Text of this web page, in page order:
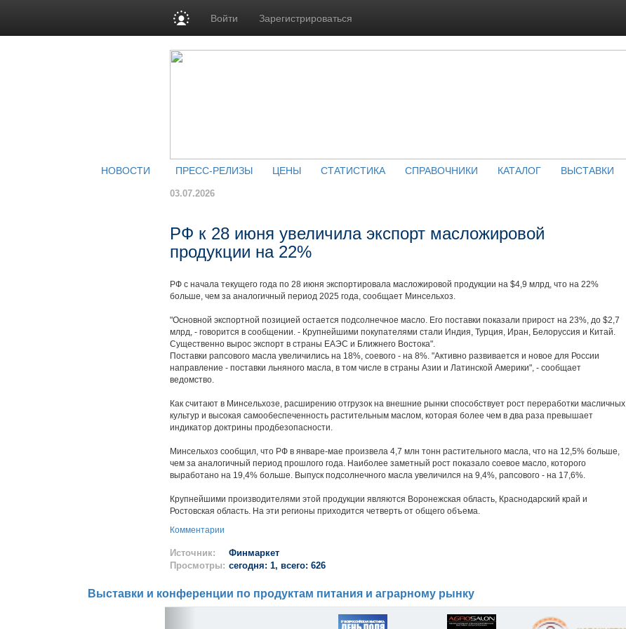
Войти Зарегистрироваться
НОВОСТИ ПРЕСС-РЕЛИЗЫ ЦЕНЫ СТАТИСТИКА СПРАВОЧНИКИ КАТАЛОГ ВЫСТАВКИ
03.07.2026
РФ к 28 июня увеличила экспорт масложировой
продукции на 22%
РФ с начала текущего года по 28 июня экспортировала масложировой продукции на $4,9 млрд, что на 22%
больше, чем за аналогичный период 2025 года, сообщает Минсельхоз.
"Основной экспортной позицией остается подсолнечное масло. Его поставки показали прирост на 23%, до $2,7
млрд, - говорится в сообщении. - Крупнейшими покупателями стали Индия, Турция, Иран, Белоруссия и Китай.
Существенно вырос экспорт в страны ЕАЭС и Ближнего Востока".
Поставки рапсового масла увеличились на 18%, соевого - на 8%. "Активно развивается и новое для России
направление - поставки льняного масла, в том числе в страны Азии и Латинской Америки", - сообщает
ведомство.
Как считают в Минсельхозе, расширению отгрузок на внешние рынки способствует рост переработки масличных
культур и высокая самообеспеченность растительным маслом, которая более чем в два раза превышает
индикатор доктрины продбезопасности.
Минсельхоз сообщил, что РФ в январе-мае произвела 4,7 млн тонн растительного масла, что на 12,5% больше,
чем за аналогичный период прошлого года. Наиболее заметный рост показало соевое масло, которого
выработано на 19,4% больше. Выпуск подсолнечного масла увеличился на 9,4%, рапсового - на 17,6%.
Крупнейшими производителями этой продукции являются Воронежская область, Краснодарский край и
Ростовская область. На эти регионы приходится четверть от общего объема.
Комментарии
Источник:
Финмаркет
Просмотры: сегодня: 1, всего: 626
Выставки и конференции по продуктам питания и аграрному рынку